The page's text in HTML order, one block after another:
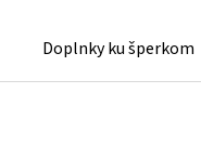
Doplnky ku šperkom